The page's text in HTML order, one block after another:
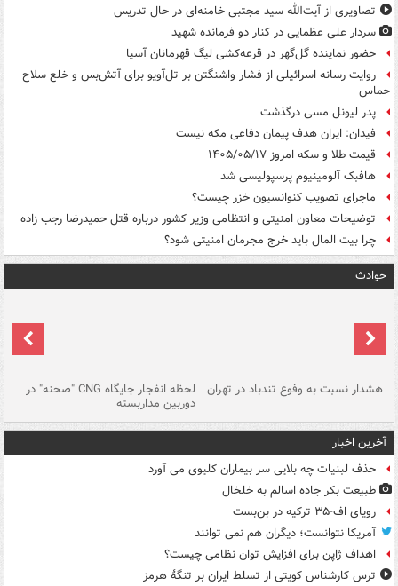
تصاویری از آیت‌الله سید مجتبی خامنه‌ای در حال تدریس
سردار علی عظمایی در کنار دو فرمانده شهید
حضور نماینده گل‌گهر در قرعه‌کشی لیگ قهرمانان آسیا
روایت رسانه اسرائیلی از فشار واشنگتن بر تل‌آویو برای آتش‌بس و خلع سلاح
حماس
پدر لیونل مسی درگذشت
فیدان: ایران هدف پیمان دفاعی مکه نیست
قیمت طلا و سکه امروز ۱۴۰۵/۰۵/۱۷
هافبک آلومینیوم پرسپولیسی شد
ماجرای تصویب کنوانسیون خزر چیست؟
توضیحات معاون امنیتی و انتظامی وزیر کشور درباره قتل حمیدرضا رجب زاده
چرا بیت المال باید خرج مجرمان امنیتی شود؟
حوادث
هشدار نسبت به وفوع تندباد در تهران لحظه انفجار جایگاه CNG "صحنه" در
دوربین مداربسته
آخرین اخبار
حذف لبنیات چه بلایی سر بیماران کلیوی می آورد
طبیعت بکر جاده اسالم به خلخال
رویای اف-۳۵ ترکیه در بن‌بست
آمریکا نتوانست؛ دیگران هم نمی توانند
اهداف ژاپن برای افزایش توان نظامی چیست؟
ترس کارشناس کویتی از تسلط ایران بر تنگۀ هرمز